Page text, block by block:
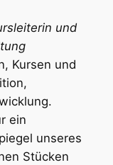
und
Kursen und
ein
unseres
Stücken